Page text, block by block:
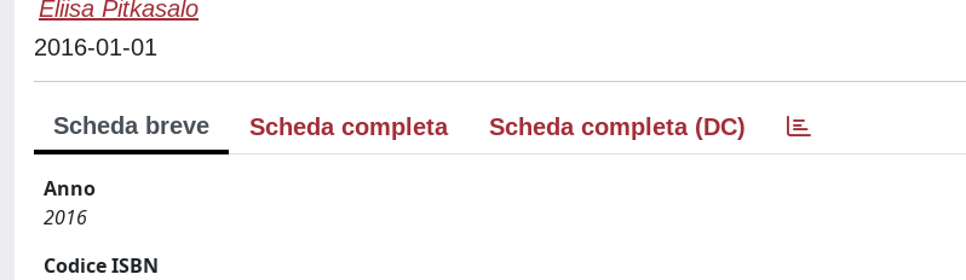
Eliisa Pitkasalo
2016-01-01
Scheda breve Scheda completa Scheda completa (DC)
Anno
2016
Codice ISBN